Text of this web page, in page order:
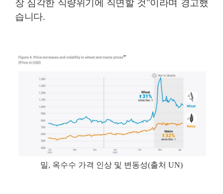
장 심각한 식량위기에 직면할 것"이라며 경고했
습니다.
밀, 옥수수 가격 인상 및 변동성(출처 UN)